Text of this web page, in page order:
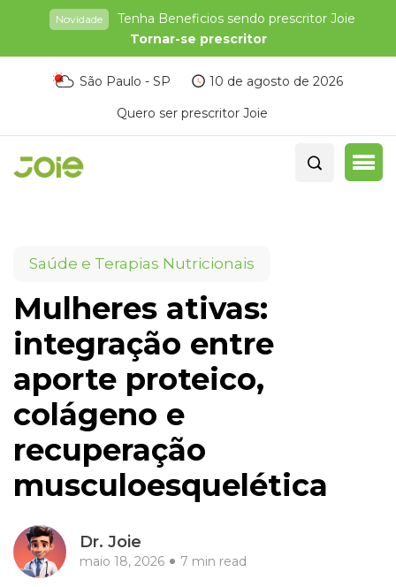
Novidade
Tenha Beneficios sendo prescritor Joie
Tornar-se prescritor
São Paulo - SP
10 de agosto de 2026
Quero ser prescritor Joie
Saúde e Terapias Nutricionais
Mulheres ativas:
integração entre
aporte proteico,
colágeno e
recuperação
musculoesquelética
Dr. Joie
maio 18, 2026 7 min read